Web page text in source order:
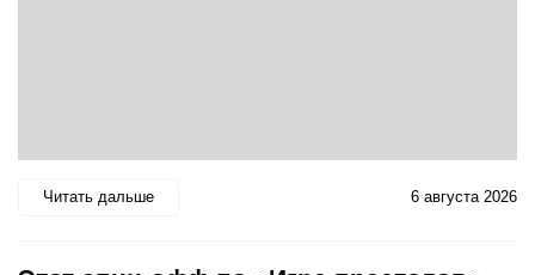
Читать дальше 6 августа 2026